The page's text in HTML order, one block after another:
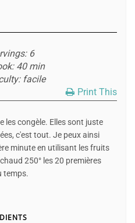
: 6
: 40 min
: facile
Print This
les congèle. Elles sont juste
c'est tout. Je peux ainsi
minute en utilisant les fruits
250° les 20 premières
temps.